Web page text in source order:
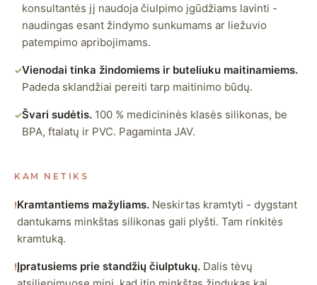
konsultantės jį naudoja čiulpimo įgūdžiams lavinti -
naudingas esant žindymo sunkumams ar liežuvio
patempimo apribojimams.
✓Vienodai tinka žindomiems ir buteliuku maitinamiems.
Padeda sklandžiai pereiti tarp maitinimo būdų.
✓Švari sudėtis. 100 % medicininės klasės silikonas, be
BPA, ftalatų ir PVC. Pagaminta JAV.
KAM NETIKS
!Kramtantiems mažyliams. Neskirtas kramtyti - dygstant
dantukams minkštas silikonas gali plyšti. Tam rinkitės
kramtuką.
!Įpratusiems prie standžių čiulptukų. Dalis tėvų